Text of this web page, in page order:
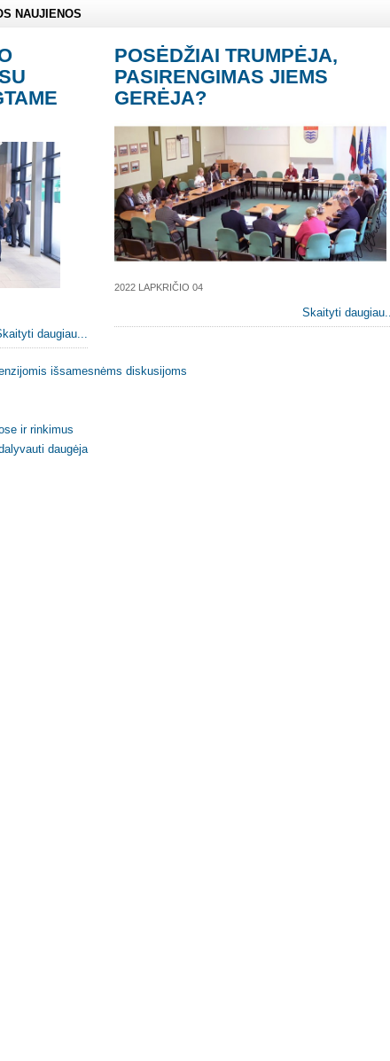
NAUJIENOS
daugiau...
POSĖDŽIAI TRUMPĖJA,
PASIRENGIMAS JIEMS
GERĖJA?
2022 LAPKRIČIO 04
Skaityti daugiau...
išsamesnėms diskusijoms
ir rinkimus
daugėja